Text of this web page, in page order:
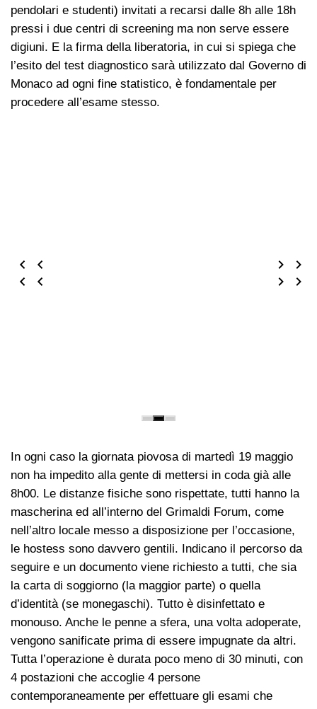
pendolari e studenti) invitati a recarsi dalle 8h alle 18h
pressi i due centri di screening ma non serve essere
digiuni. E la firma della liberatoria, in cui si spiega che
l’esito del test diagnostico sarà utilizzato dal Governo di
Monaco ad ogni fine statistico, è fondamentale per
procedere all’esame stesso.
In ogni caso la giornata piovosa di martedì 19 maggio
non ha impedito alla gente di mettersi in coda già alle
8h00. Le distanze fisiche sono rispettate, tutti hanno la
mascherina ed all’interno del Grimaldi Forum, come
nell’altro locale messo a disposizione per l’occasione,
le hostess sono davvero gentili. Indicano il percorso da
seguire e un documento viene richiesto a tutti, che sia
la carta di soggiorno (la maggior parte) o quella
d’identità (se monegaschi). Tutto è disinfettato e
monouso. Anche le penne a sfera, una volta adoperate,
vengono sanificate prima di essere impugnate da altri.
Tutta l’operazione è durata poco meno di 30 minuti, con
4 postazioni che accoglie 4 persone
contemporaneamente per effettuare gli esami che